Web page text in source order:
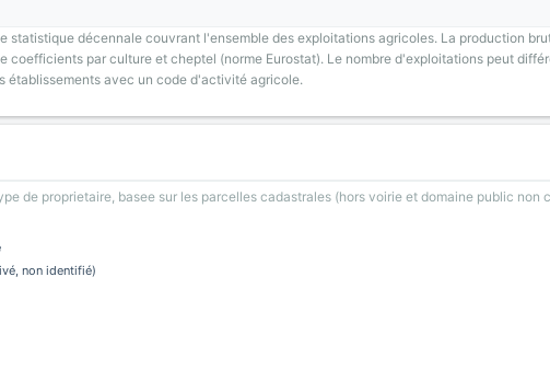
statistique décennale couvrant l'ensemble des exploitations agricoles. La production
coefficients par culture et cheptel (norme Eurostat). Le nombre d'exploitations peut
établissements avec un code d'activité agricole.
de proprietaire, basee sur les parcelles cadastrales (hors voirie et domaine public non
non identifié)